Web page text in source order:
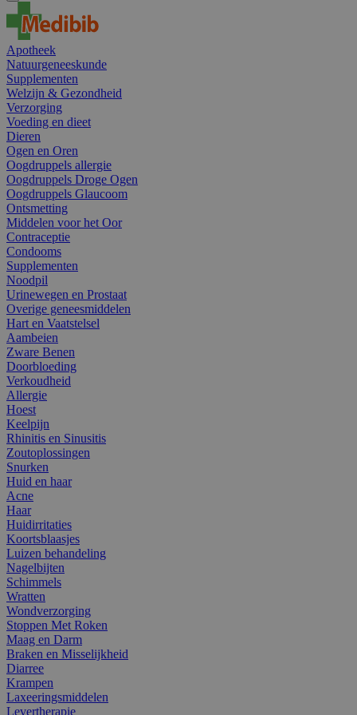
Apotheek
Natuurgeneeskunde
Supplementen
Welzijn & Gezondheid
Verzorging
Voeding en dieet
Dieren
Ogen en Oren
Oogdruppels allergie
Oogdruppels Droge Ogen
Oogdruppels Glaucoom
Ontsmetting
Middelen voor het Oor
Contraceptie
Condooms
Supplementen
Noodpil
Urinewegen en Prostaat
Overige geneesmiddelen
Hart en Vaatstelsel
Aambeien
Zware Benen
Doorbloeding
Verkoudheid
Allergie
Hoest
Keelpijn
Rhinitis en Sinusitis
Zoutoplossingen
Snurken
Huid en haar
Acne
Haar
Huidirritaties
Koortsblaasjes
Luizen behandeling
Nagelbijten
Schimmels
Wratten
Wondverzorging
Stoppen Met Roken
Maag en Darm
Braken en Misselijkheid
Diarree
Krampen
Laxeeringsmiddelen
Levertherapie